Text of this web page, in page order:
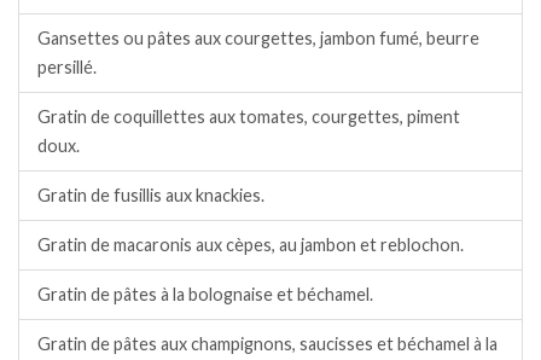
Gansettes ou pâtes aux courgettes, jambon fumé, beurre
persillé.
Gratin de coquillettes aux tomates, courgettes, piment
doux.
Gratin de fusillis aux knackies.
Gratin de macaronis aux cèpes, au jambon et reblochon.
Gratin de pâtes à la bolognaise et béchamel.
Gratin de pâtes aux champignons, saucisses et béchamel à la